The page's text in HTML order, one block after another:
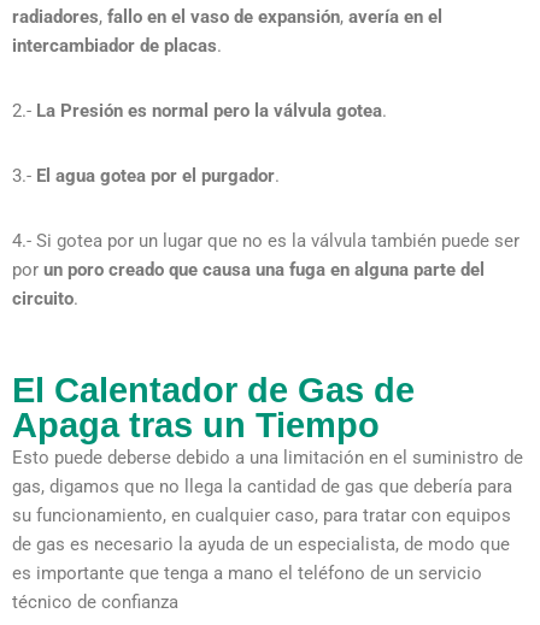
radiadores, fallo en el vaso de expansión, avería en el
intercambiador de placas.
2.- La Presión es normal pero la válvula gotea.
3.- El agua gotea por el purgador.
4.- Si gotea por un lugar que no es la válvula también puede ser
por un poro creado que causa una fuga en alguna parte del
circuito.
El Calentador de Gas de
Apaga tras un Tiempo
Esto puede deberse debido a una limitación en el suministro de
gas, digamos que no llega la cantidad de gas que debería para
su funcionamiento, en cualquier caso, para tratar con equipos
de gas es necesario la ayuda de un especialista, de modo que
es importante que tenga a mano el teléfono de un servicio
técnico de confianza